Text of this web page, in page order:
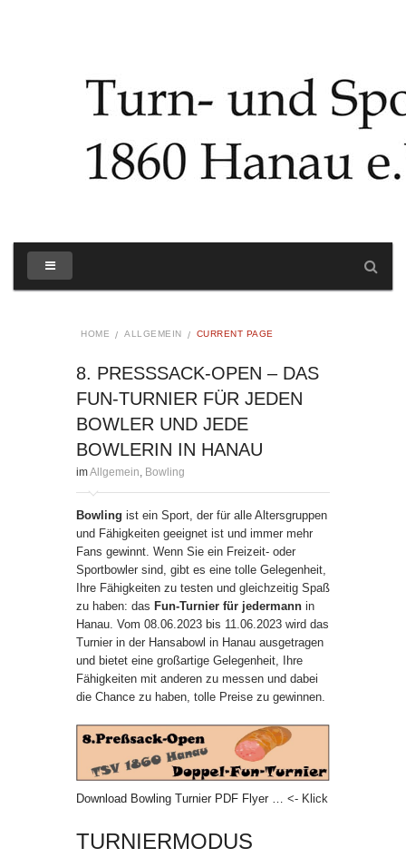
HOME ALLGEMEIN CURRENT PAGE
8. PRESSSACK-OPEN – DAS F
UN-TURNIER FÜR JEDEN B
OWLER UND JEDE B
OWLERIN IN HANAU
imAllgemein Bowling
Bowling ist ein Sport, der für alle Altersgruppen
und Fähigkeiten geeignet ist und immer mehr
Fans gewinnt. Wenn Sie ein Freizeit- oder
Sportbowler sind, gibt es eine tolle Gelegenheit,
Ihre Fähigkeiten zu testen und gleichzeitig Spaß
zu haben: das Fun-Turnier für jedermann in
Hanau. Vom 08.06.2023 bis 11.06.2023 wird das
Turnier in der Hansabowl in Hanau ausgetragen
und bietet eine großartige Gelegenheit, Ihre
Fähigkeiten mit anderen zu messen und dabei
die Chance zu haben, tolle Preise zu gewinnen.
Download Bowling Turnier PDF Flyer … <- Klick
TURNIERMODUS